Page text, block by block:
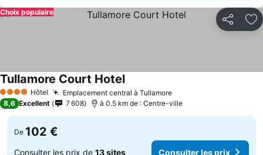
Partager
Choix populaire
4 Étoiles Hôtel Emplacement central à Tullamore
Tullamore Court Hotel
8,6 Excellent 7 608 à 0.5 km de : Centre-ville
De 102 €
Consulter les prix de 13 sites Consulter les prix